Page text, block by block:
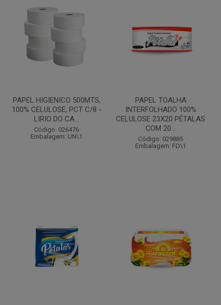
PAPEL HIGIENICO 500MTS,
100% CELULOSE, PCT C/8 -
LIRIO DO CA...
Código: 026476
Embalagem: UN\1
PAPEL TOALHA
INTERFOLHADO 100%
CELULOSE 23X20 PÉTALAS
COM 20...
Código: 029885
Embalagem: FD\1